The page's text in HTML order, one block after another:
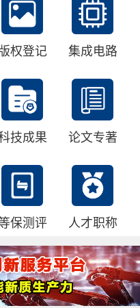
权登记 集成电路
技成果 论文专著
保测评 人才职称